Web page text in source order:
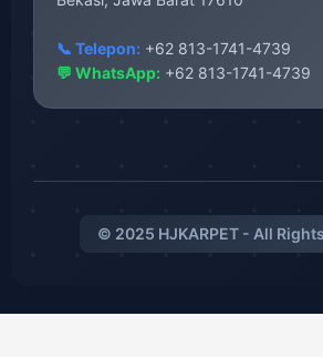
📞 Telepon: +62 813-1741-4739
💬 WhatsApp: +62 813-1741-4739
© 2025 HJKARPET - All